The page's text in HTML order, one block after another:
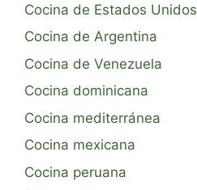
Cocina de Estados Unidos
Cocina de Argentina
Cocina de Venezuela
Cocina dominicana
Cocina mediterránea
Cocina mexicana
Cocina peruana